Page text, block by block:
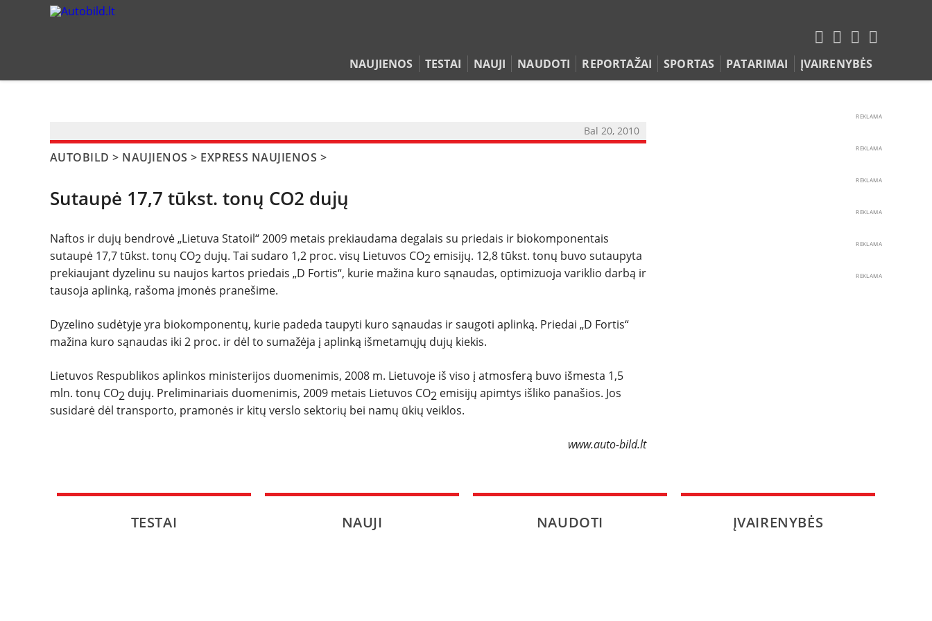
NAUJIENOS TESTAI NAUJI NAUDOTI REPORTAŽAI SPORTAS PATARIMAI ĮVAIRENYBĖS
NAUJIENOS
NAUDOTI
SPORTAS
PATARIMAI
ĮVAIRENYBĖS
Bal 20, 2010
AUTOBILD > NAUJIENOS > EXPRESS NAUJIENOS >
Sutaupė 17,7 tūkst. tonų CO2 dujų
Naftos ir dujų bendrovė „Lietuva Statoil“ 2009 metais prekiaudama degalais su priedais ir biokomponentais
sutaupė 17,7 tūkst. tonų CO2 dujų. Tai sudaro 1,2 proc. visų Lietuvos CO2 emisijų. 12,8 tūkst. tonų buvo sutaupyta
prekiaujant dyzelinu su naujos kartos priedais „D Fortis“, kurie mažina kuro sąnaudas, optimizuoja variklio darbą ir
tausoja aplinką, rašoma įmonės pranešime.
Dyzelino sudėtyje yra biokomponentų, kurie padeda taupyti kuro sąnaudas ir saugoti aplinką. Priedai „D Fortis“
mažina kuro sąnaudas iki 2 proc. ir dėl to sumažėja į aplinką išmetamųjų dujų kiekis.
Lietuvos Respublikos aplinkos ministerijos duomenimis, 2008 m. Lietuvoje iš viso į atmosferą buvo išmesta 1,5
mln. tonų CO2 dujų. Preliminariais duomenimis, 2009 metais Lietuvos CO2 emisijų apimtys išliko panašios. Jos
susidarė dėl transporto, pramonės ir kitų verslo sektorių bei namų ūkių veiklos.
www.auto-bild.lt
REKLAMA
REKLAMA
REKLAMA
REKLAMA
REKLAMA
REKLAMA
TESTAI NAUJI NAUDOTI ĮVAIRENYBĖS